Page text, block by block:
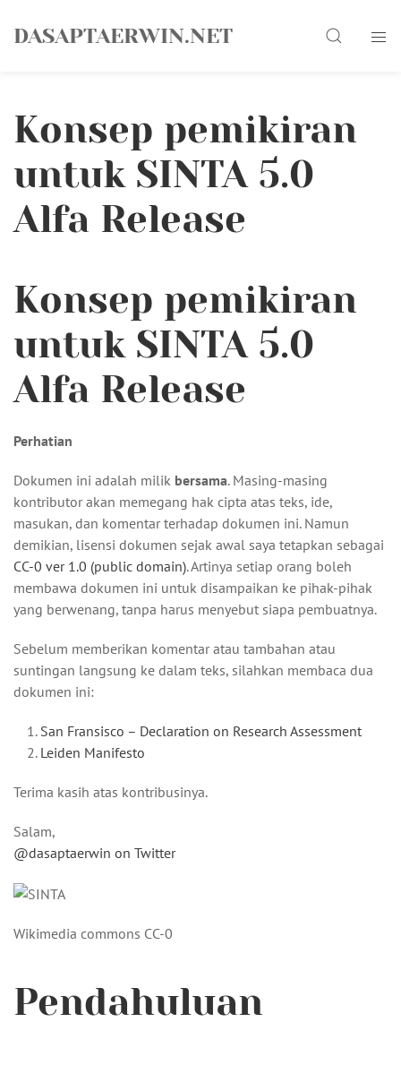
DASAPTAERWIN.NET Search
Konsep pemikiran
untuk SINTA 5.0
Alfa Release
Konsep pemikiran
untuk SINTA 5.0
Alfa Release
Perhatian
Dokumen ini adalah milik bersama. Masing-masing
kontributor akan memegang hak cipta atas teks, ide,
masukan, dan komentar terhadap dokumen ini. Namun
demikian, lisensi dokumen sejak awal saya tetapkan sebagai
CC-0 ver 1.0 (public domain). Artinya setiap orang boleh
membawa dokumen ini untuk disampaikan ke pihak-pihak
yang berwenang, tanpa harus menyebut siapa pembuatnya.
Sebelum memberikan komentar atau tambahan atau
suntingan langsung ke dalam teks, silahkan membaca dua
dokumen ini:
San Fransisco – Declaration on Research Assessment
Leiden Manifesto
Terima kasih atas kontribusinya.
Salam,
@dasaptaerwin on Twitter
Wikimedia commons CC-0
Pendahuluan